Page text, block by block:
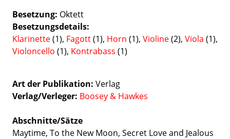
Besetzung Oktett
Besetzungsdetails
Klarinette(1), Fagott(1), Horn (1), Violine(2), Viola (1),
Violoncello (1), Kontrabass (1)
Art der Publikation Verlag
Verlag/Verleger Boosey & Hawkes
Abschnitte/Sätze
Maytime, To the New Moon, Secret Love and Jealous